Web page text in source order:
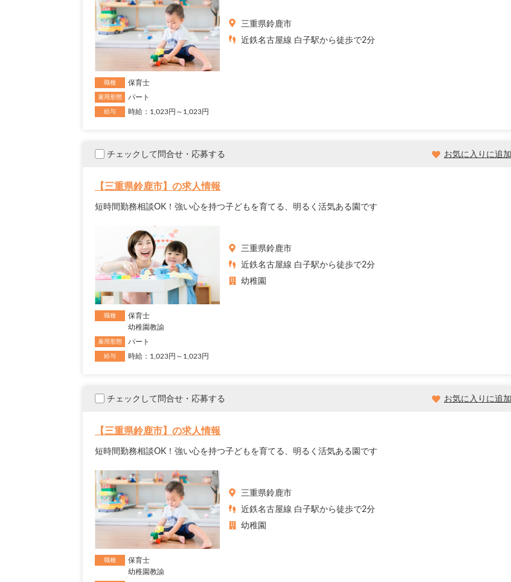
三重県鈴鹿市
近鉄名古屋線 白子駅から徒歩で2分
職種 保育士
雇用形態 パート
給与 時給：1,023円～1,023円
チェックして問合せ・応募する お気に入りに追加
【三重県鈴鹿市】の求人情報
短時間勤務相談OK！強い心を持つ子どもを育てる、明るく活気ある園です
三重県鈴鹿市
近鉄名古屋線 白子駅から徒歩で2分
幼稚園
職種
保育士
幼稚園教諭
雇用形態 パート
給与 時給：1,023円～1,023円
チェックして問合せ・応募する お気に入りに追加
【三重県鈴鹿市】の求人情報
短時間勤務相談OK！強い心を持つ子どもを育てる、明るく活気ある園です
三重県鈴鹿市
近鉄名古屋線 白子駅から徒歩で2分
幼稚園
職種
保育士
幼稚園教諭